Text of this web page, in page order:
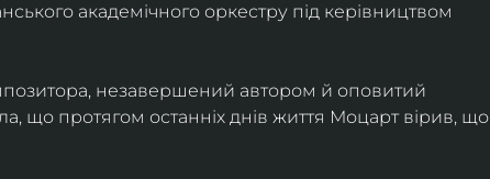
академічного оркестру під керівництвом
незавершений автором й оповитий
що протягом останніх днів життя Моцарт вірив, що